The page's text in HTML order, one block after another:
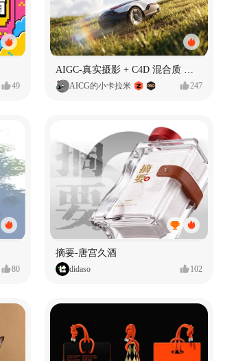
49
AIGC-真实摄影 + C4D 混合质 能让 AI 产品图更好吗?
AICG的小卡拉米 247
80
摘要-唐宫久酒
didaso 102